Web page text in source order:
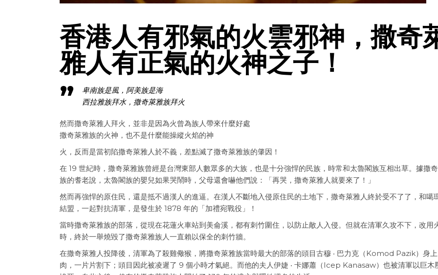
香港人有邪氣的火雲邪神，撒奇
雅人有正氣的火神之子！
卑南族是風，阿美族是海
西拉雅族拜水，撒奇萊雅族拜火
然而撒奇萊雅人拜火，並非是因為火曾為族人帶來什麼好處
撒奇萊雅族的火神，也不是什麼能操縱火焰的神
火，反而是當初陷撒奇萊雅人於不義，差點滅了撒奇萊雅族的肇因！
在 19 世紀時，撒奇萊雅族曾經是台灣東部人數眾多的大族，也是十分強悍的民族，時常和太魯閣族互相出草。據撒
族的耆老說，太魯閣族的嬰兒如果哭鬧時，父母還會嚇他們說：「再哭，撒奇萊雅人就要來了！」
然而再強悍的原住民，還是抵不過漢人的進逼。在漢人不斷地入侵原住民的土地下，撒奇萊雅人終於受不了了，和噶
結盟，一起對抗清軍，是發生於 1878 年的「加禮宛戰役」！
當時撒奇萊雅族的部落，從現在花蓮火車站到美侖溪，都有刺竹圍住，以防止敵人入侵。但就在清軍久攻不下，改用
時，終於一舉燒毀了撒奇萊雅族人一直賴以保全的刺竹牆。
在撒奇萊雅人投降後，清軍為了殺雞儆猴，將撒奇萊雅族當時最大的部落的頭目古穆 ‧ 巴力克（Komod Pazik）身
肉，一片片割下；頭目因此被凌遲了 9 個小時才氣絕。而他的夫人伊婕 ‧ 卡娜蕭（Icep Kanasaw）也被清軍以巨木